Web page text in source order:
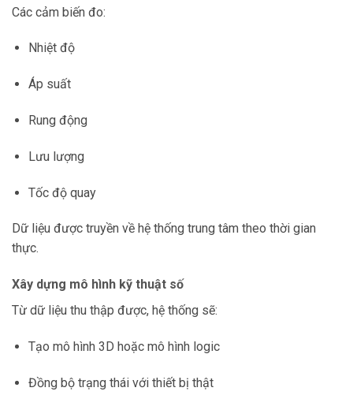
Các cảm biến đo:
Nhiệt độ
Áp suất
Rung động
Lưu lượng
Tốc độ quay
Dữ liệu được truyền về hệ thống trung tâm theo thời gian
thực.
Xây dựng mô hình kỹ thuật số
Từ dữ liệu thu thập được, hệ thống sẽ:
Tạo mô hình 3D hoặc mô hình logic
Đồng bộ trạng thái với thiết bị thật